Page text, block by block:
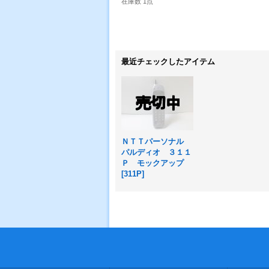
最近チェックしたアイテム
ＮＴＴパーソナル
パルディオ ３１１
Ｐ モックアップ
[311P]